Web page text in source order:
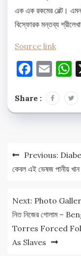
এক এক রকমের বেল্ট।
বিস্ফোরক মন্তব্য
Source link
Share :
Post
navigation
Previous:
কেবল এই ভেষজ পানীয় খান
Next: Photo Gallery:
নিত নিজের গোলাম
Torres Forced
As Slaves